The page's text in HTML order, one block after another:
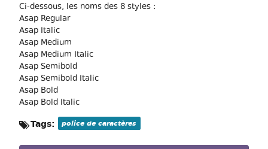
Ci-dessous, les noms des 8 styles :
Asap Regular
Asap Italic
Asap Medium
Asap Medium Italic
Asap Semibold
Asap Semibold Italic
Asap Bold
Asap Bold Italic
Tags: police de caractères